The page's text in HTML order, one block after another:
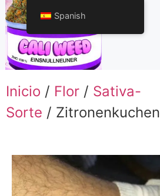
Inicio / Flor / Sativa-
Sorte / Zitronenkuchen
Spanish